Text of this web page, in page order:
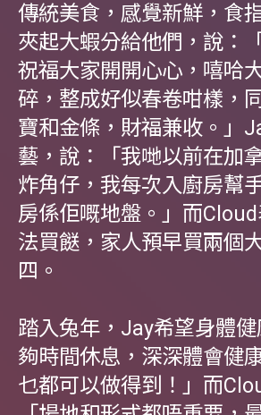
傳統美食，感覺新鮮，食
夾起大蝦分給他們，說：
祝福大家開開心心，嘻哈
碎，整成好似春卷咁樣，
寶和金條，財福兼收。」
藝，說：「我哋以前在加
炸角仔，我每次入廚房幫
房係佢嘅地盤。」而
法買餸，家人預早買兩個
四。
踏入兔年，Jay希望身體
夠時間休息，深深體會健
乜都可以做得到！」而